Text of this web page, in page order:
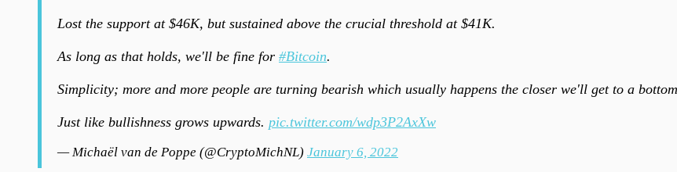
Lost the support at $46K, but sustained above the crucial threshold at $41K.
As long as that holds, we'll be fine for #Bitcoin.
Simplicity; more and more people are turning bearish which usually happens the closer we'll get to a
Just like bullishness grows upwards. pic.twitter.com/wdp3P2AxXw
— Michaël van de Poppe (@CryptoMichNL) January 6, 2022